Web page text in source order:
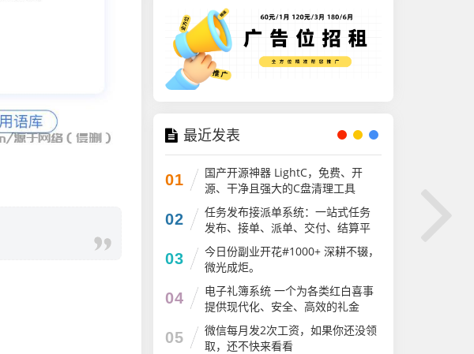
最近发表
01
国产开源神器 LightC，免费、开
源、干净且强大的C盘清理工具
02
任务发布接派单系统：一站式任务
发布、接单、派单、交付、结算平
台
03
今日份副业开花#1000+ 深耕不辍，
微光成炬。
04
电子礼簿系统 一个为各类红白喜事
提供现代化、安全、高效的礼金
（份子钱）管理解决方案
05
微信每月发2次工资，如果你还没领
取，还不快来看看